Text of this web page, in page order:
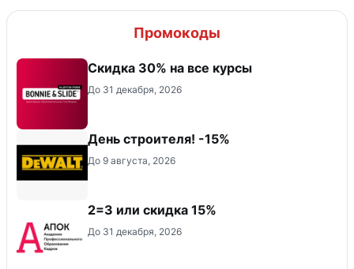
Промокоды
Скидка 30% на все курсы
До 31 декабря, 2026
День строителя! -15%
До 9 августа, 2026
2=3 или скидка 15%
До 31 декабря, 2026